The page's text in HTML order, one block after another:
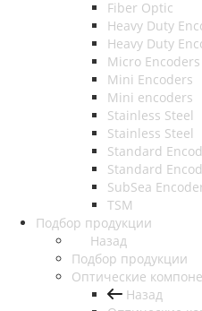
Fiber Optic
Heavy Duty
Heavy Duty
Micro Encoders
Mini Encoders
Mini encoders
Stainless Steel
Stainless Steel
Standard
Standard
SubSea
TSM
Подбор продукции
Назад
Подбор продукции
Оптические
Назад